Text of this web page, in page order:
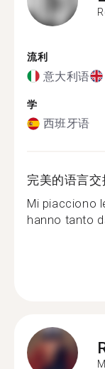
流利
意大利语
学
西班牙语
完美的语言交
Mi piacciono
hanno tanto